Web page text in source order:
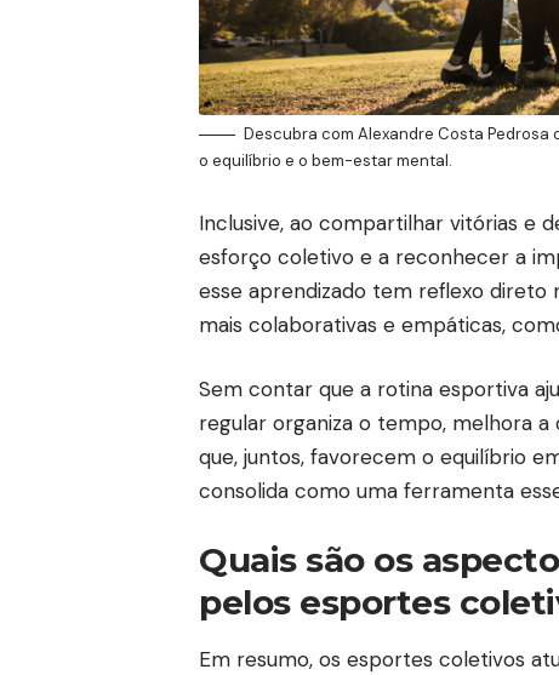
Descubra com Alexandre Costa
o equilíbrio e o bem-estar mental.
Inclusive, ao compartilhar vitórias e
esforço coletivo e a reconhecer a
esse aprendizado tem reflexo direto
mais colaborativas e empáticas,
Sem contar que a rotina esportiva
regular organiza o tempo, melhora a
que, juntos, favorecem o equilíbrio
consolida como uma ferramenta
Quais são os
pelos esportes
Em resumo, os esportes coletivos